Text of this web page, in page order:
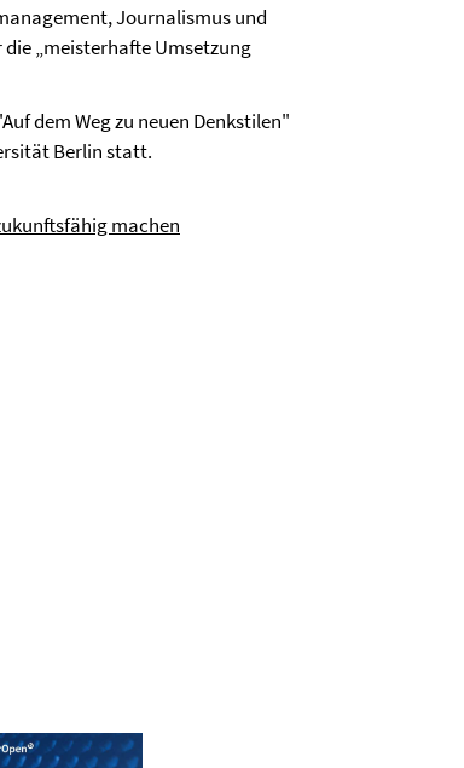
Journalismus und
„meisterhafte Umsetzung
dem Weg zu neuen Denkstilen"
Berlin statt.
machen